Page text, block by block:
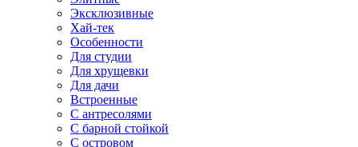
Эксклюзивные
Хай-тек
Особенности
Для студии
Для хрущевки
Для дачи
Встроенные
С антресолями
С барной стойкой
С островом